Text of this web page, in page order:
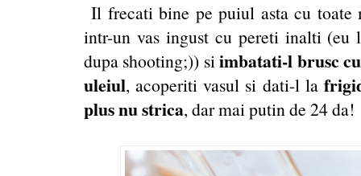
Il frecati bine pe puiul asta cu
intr-un vas ingust cu pereti inalti (eu
dupa shooting;)) siimbatati-l brusc
uleiul, acoperiti vasul si dati-l la
plus nu strica, dar mai putin de 24 da!